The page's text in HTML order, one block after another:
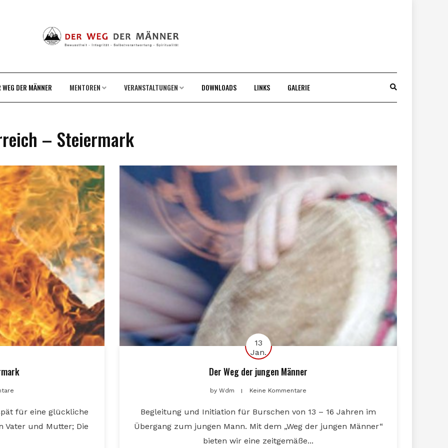
WEG DER MÄNNER MENTOREN VERANSTALTUNGEN DOWNLOADS LINKS GALERIE
– Steiermark
für eine glückliche
Vater und Mutter; Die
13
Jan.
Der Weg der jungen Männer
by Wdm Keine Kommentare
Begleitung und Initiation für Burschen von 13 – 16 Jahren im
Übergang zum jungen Mann. Mit dem „Weg der jungen Männer“
bieten wir eine zeitgemäße...